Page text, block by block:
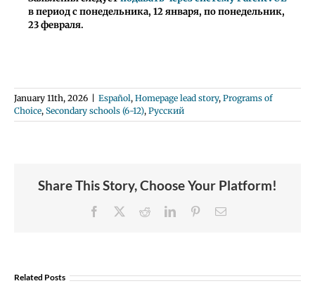
в период с понедельника, 12 января, по понедельник,
23 февраля.
January 11th, 2026 Español, Homepage lead story, Programs of
Choice, Secondary schools (6-12), Русский
Share This Story, Choose Your Platform!
Facebook RedditLinkedInPinterestEmail
Related Posts